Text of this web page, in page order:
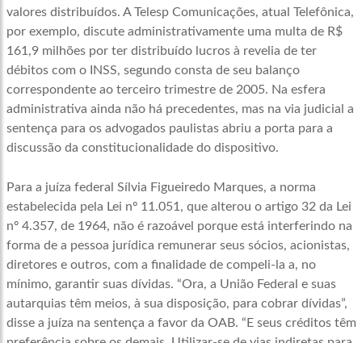
valores distribuídos. A Telesp Comunicações, atual Telefônica,
por exemplo, discute administrativamente uma multa de R$
161,9 milhões por ter distribuído lucros à revelia de ter
débitos com o INSS, segundo consta de seu balanço
correspondente ao terceiro trimestre de 2005. Na esfera
administrativa ainda não há precedentes, mas na via judicial a
sentença para os advogados paulistas abriu a porta para a
discussão da constitucionalidade do dispositivo.
Para a juíza federal Sílvia Figueiredo Marques, a norma
estabelecida pela Lei nº 11.051, que alterou o artigo 32 da Lei
nº 4.357, de 1964, não é razoável porque está interferindo na
forma de a pessoa jurídica remunerar seus sócios, acionistas,
diretores e outros, com a finalidade de compeli-la a, no
mínimo, garantir suas dívidas. “Ora, a União Federal e suas
autarquias têm meios, à sua disposição, para cobrar dívidas”,
disse a juíza na sentença a favor da OAB. “E seus créditos têm